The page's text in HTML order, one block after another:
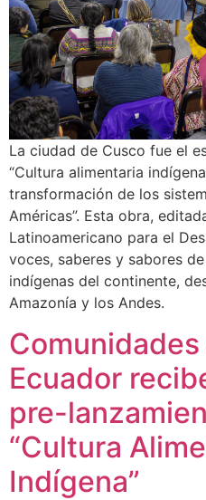
La ciudad de Cusco fue el
“Cultura alimentaria
transformación de los
Américas”. Esta obra,
Latinoamericano para el
voces, saberes y sabores
indígenas del continente,
Amazonía y los Andes.
Ecuador
pre-
“Cultura
Indígena”